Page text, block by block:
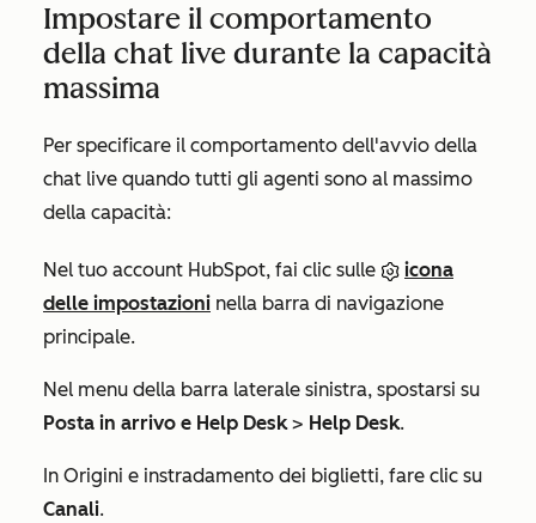
Impostare il comportamento
della chat live durante la capacità
massima
Per specificare il comportamento dell'avvio della
chat live quando tutti gli agenti sono al massimo
della capacità:
Nel tuo account HubSpot, fai clic sulle
icona
delle impostazioni nella barra di navigazione
principale.
Nel menu della barra laterale sinistra, spostarsi su
Posta in arrivo e Help Desk> Help Desk.
In Origini e instradamento dei biglietti, fare clic su
Canali.